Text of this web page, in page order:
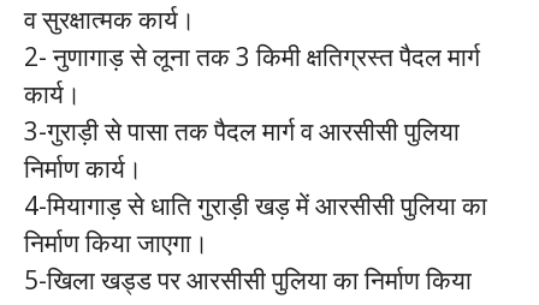
व सुरक्षात्मक कार्य।
2- नुणागाड़ से लूना तक 3 किमी क्षतिग्रस्त पैदल मार्ग
कार्य।
3-गुराड़ी से पासा तक पैदल मार्ग व आरसीसी पुलिया
निर्माण कार्य।
4-मियागाड़ से धाति गुराड़ी खड़ में आरसीसी पुलिया का
निर्माण किया जाएगा।
5-खिला खड्ड पर आरसीसी पुलिया का निर्माण किया